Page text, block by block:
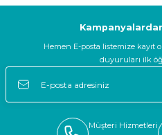
Hemen E-posta listemize kayıt
duyuruları ilk
Müşteri Hizmetleri